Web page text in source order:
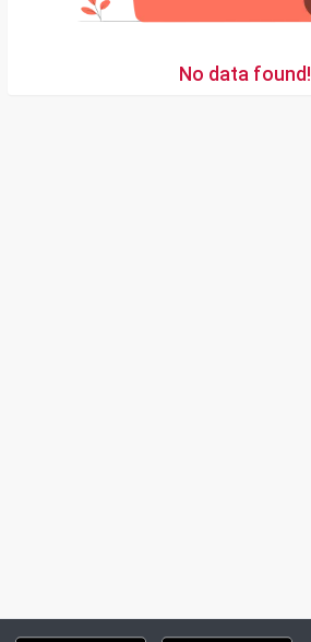
No data found!